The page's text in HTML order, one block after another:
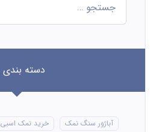
دسته بندی
آباژور سنگ نمک خرید نمک اسبی